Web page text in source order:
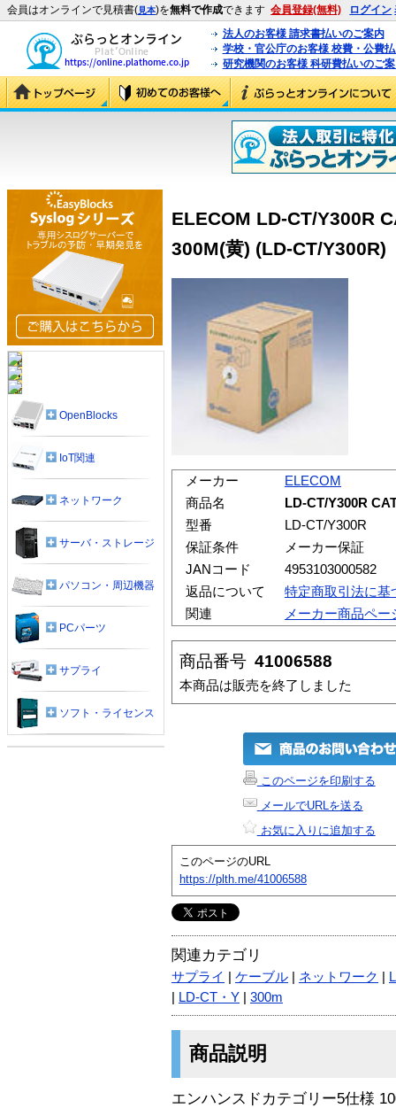
会員はオンラインで見積書(見本)を無料で作成できます 会員登録(無料) ログイン
法人のお客様 請求書払いのご案内
学校・官公庁のお客様 校費・公費
研究機関のお客様 科研費払いのご
ELECOM LD-CT/Y300R
300M(黄) (LD-CT/Y300R)
メーカー
ELECOM
商品名
LD-CT/Y300R
型番
LD-CT/Y300R
保証条件
メーカー保証
JANコード
4953103000582
返品について
特定商取引法に基
関連
メーカー商品ペー
商品番号 41006588
本商品は販売を終了しました
このページを印刷する
メールでURLを送る
お気に入りに追加する
このページのURL
https://plth.me/41006588
関連カテゴリ
サプライ ケーブル ネットワーク
LD-CT・Y 300m
商品説明
エンハンスドカテゴリー5仕様
OpenBlocks
IoT関連
ネットワーク
サーバ・ストレージ
パソコン・周辺機器
PCパーツ
サプライ
ソフト・ライセンス